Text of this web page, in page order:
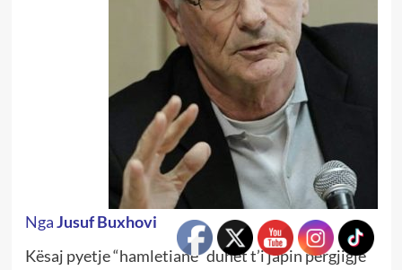
NgaJusuf Buxhovi
Kësaj pyetje “hamletiane” duhet t’i japin përgjigje